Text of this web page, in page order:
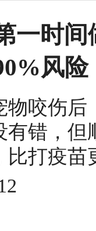
一时
风险
物咬伤
有错，
比打疫